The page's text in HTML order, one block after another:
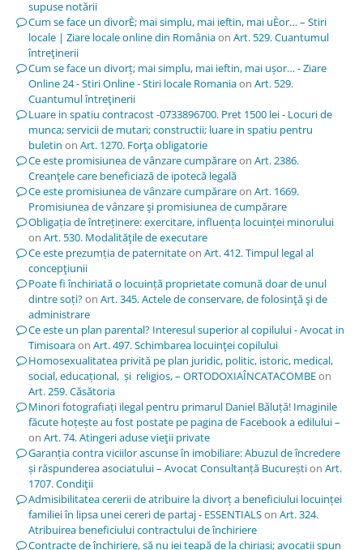
supuse notării
Cum se face un divorÈ; mai simplu, mai ieftin, mai uÈor… – Stiri
locale | Ziare locale online din Româniaon Art. 529. Cuantumul
întreţinerii
Cum se face un divorț; mai simplu, mai ieftin, mai ușor… - Ziare
Online 24 - Stiri Online - Stiri locale Romaniaon Art. 529.
Cuantumul întreţinerii
Luare in spatiu contracost -0733896700. Pret 1500 lei - Locuri de
munca; servicii de mutari; constructii; luare in spatiu pentru
buletin on Art. 1270. Forţa obligatorie
Ce este promisiunea de vânzare cumpărareon Art. 2386.
Creanţele care beneficiază de ipotecă legală
Ce este promisiunea de vânzare cumpărareon Art. 1669.
Promisiunea de vânzare şi promisiunea de cumpărare
Obligația de întreținere: exercitare, influența locuinței minorului
on Art. 530. Modalităţile de executare
Ce este prezumția de paternitateon Art. 412. Timpul legal al
concepţiunii
Poate fi închiriată o locuință proprietate comună doar de unul
dintre soți?on Art. 345. Actele de conservare, de folosinţă şi de
administrare
Ce este un plan parental? Interesul superior al copilului - Avocat in
Timisoaraon Art. 497. Schimbarea locuinţei copilului
Homosexualitatea privită pe plan juridic, politic, istoric, medical,
social, educațional, și religios, – ORTODOXIAÎNCATACOMBEon
Art. 259. Căsătoria
Minori fotografiați ilegal pentru primarul Daniel Băluță! Imaginile
făcute hoțește au fost postate pe pagina de Facebook a edilului –
on Art. 74. Atingeri aduse vieţii private
Garanția contra viciilor ascunse în imobiliare: Abuzul de încredere
și răspunderea asociatului – Avocat Consultanță Bucureștion Art.
1707. Condiţii
Admisibilitatea cererii de atribuire la divorț a beneficiului locuinței
familiei în lipsa unei cereri de partaj - ESSENTIALSon Art. 324.
Atribuirea beneficiului contractului de închiriere
Contracte de închiriere, să nu iei țeapă de la chiriași; avocații spun